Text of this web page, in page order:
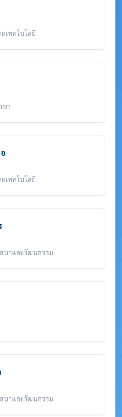
เทคโนโลยี
ษา
เทคโนโลยี
นาและวัฒนธรรม
นาและวัฒนธรรม